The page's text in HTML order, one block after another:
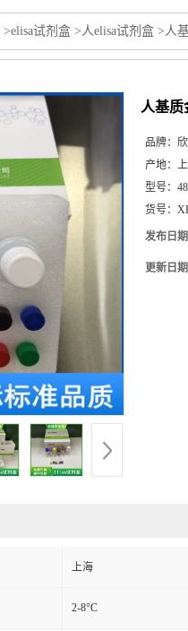
>elisa试剂盒 >人elisa试剂盒 >人
人基质
品牌：
产地：
型号：
货号：
发布日期
更新日期
上海
2-8°C